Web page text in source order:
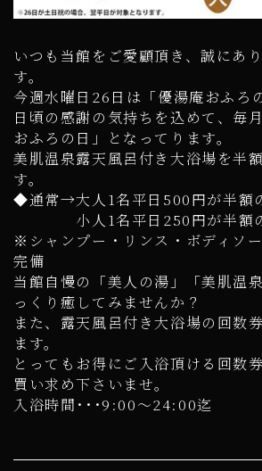
いつも当館をご愛顧頂き、誠にあ
す。
今週水曜日26日は「優湯庵おふろ
日頃の感謝の気持ちを込めて、毎
おふろの日」となってります。
美肌温泉露天風呂付き大浴場を半
す。
◆通常→大人1名平日500円が半額
小人1名平日250円が半額
※シャンプー・リンス・ボディソ
完備
当館自慢の「美人の湯」「美肌温
っくり癒してみませんか？
また、露天風呂付き大浴場の回数
ます。
とってもお得にご入浴頂ける回数
買い求め下さいませ。
入浴時間･･･9:00～24:00迄